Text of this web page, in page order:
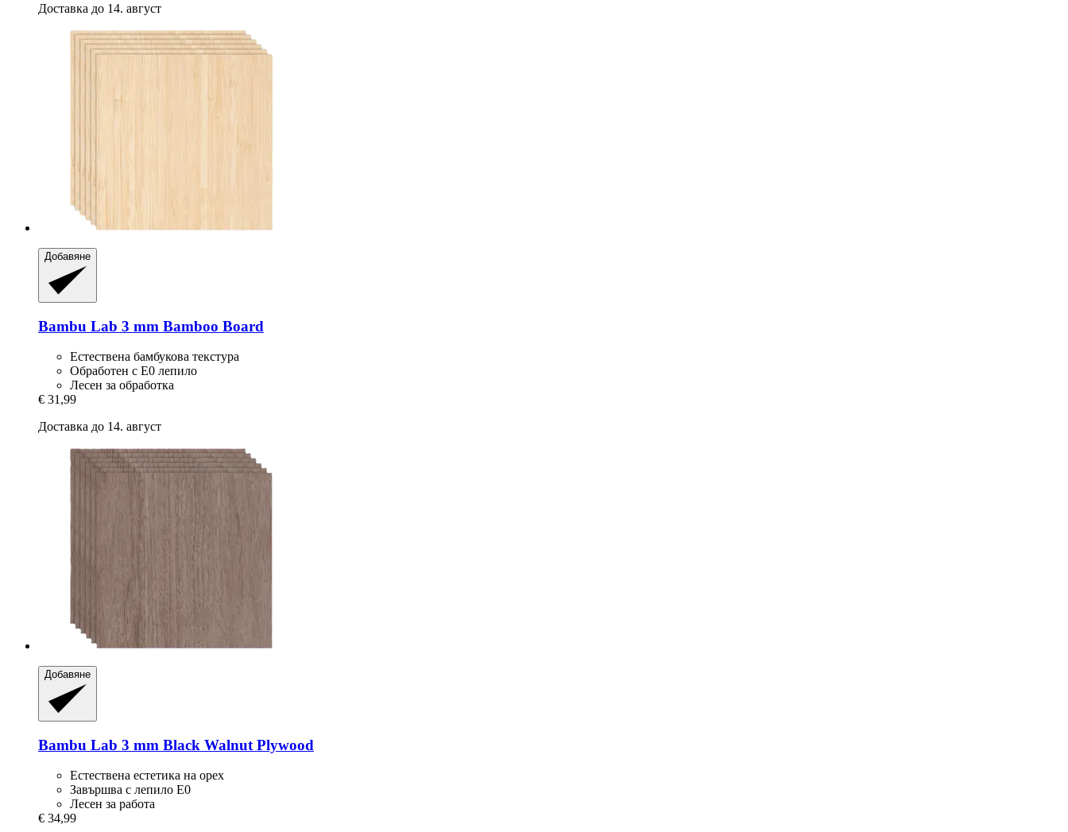
Доставка до 14. август
Добавяне
Bambu Lab 3 mm Bamboo Board
Естествена бамбукова текстура
Обработен с E0 лепило
Лесен за обработка
€ 31,99
Доставка до 14. август
Добавяне
Bambu Lab 3 mm Black Walnut Plywood
Естествена естетика на орех
Завършва с лепило E0
Лесен за работа
€ 34,99